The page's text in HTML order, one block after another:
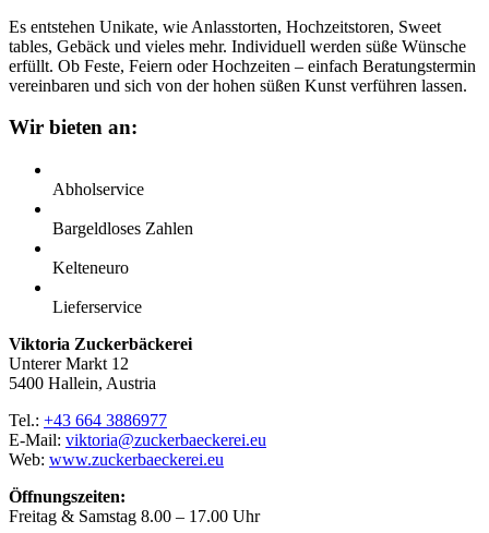
Es entstehen Unikate, wie Anlasstorten, Hochzeitstoren, Sweet
tables, Gebäck und vieles mehr. Individuell werden süße Wünsche
erfüllt. Ob Feste, Feiern oder Hochzeiten – einfach Beratungstermin
vereinbaren und sich von der hohen süßen Kunst verführen lassen.
Wir bieten an:
Abholservice
Bargeldloses Zahlen
Kelteneuro
Lieferservice
Viktoria Zuckerbäckerei
Unterer Markt 12
5400 Hallein, Austria
Tel.: +43 664 3886977
E-Mail: viktoria@zuckerbaeckerei.eu
Web: www.zuckerbaeckerei.eu
Öffnungszeiten:
Freitag & Samstag 8.00 – 17.00 Uhr